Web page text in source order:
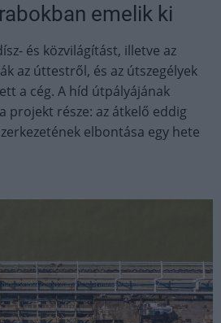
emelik ki
és közvilágítást, illetve az
az úttestről, és az útszegélyek
a cég. A híd útpályájának
projekt része: az átkelő eddig
elbontása egy hete